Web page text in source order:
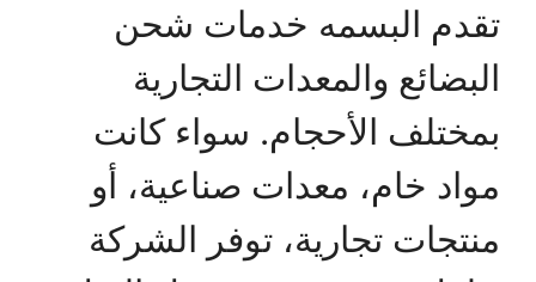
تقدم البسمه خدمات شحن
البضائع والمعدات التجارية
بمختلف الأحجام. سواء كانت
مواد خام، معدات صناعية، أو
منتجات تجارية، توفر الشركة